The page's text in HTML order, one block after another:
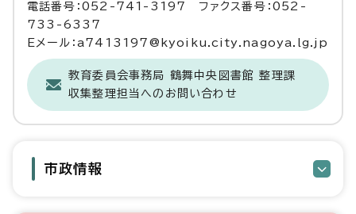
電話番号：052-741-3197 ファクス番号：052-
733-6337
Eメール：a7413197@kyoiku.city.nagoya.lg.jp
教育委員会事務局 鶴舞中央図書館 整理課
収集整理担当へのお問い合わせ
市政情報